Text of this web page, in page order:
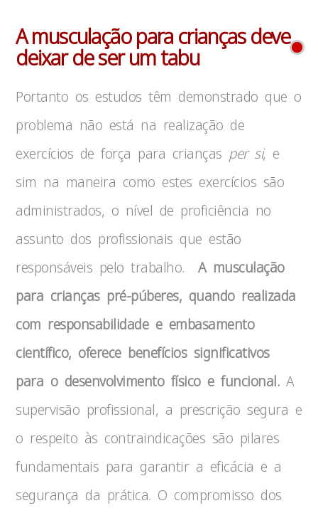
A musculação para crianças deve
deixar de ser um tabu
Portanto os estudos têm demonstrado que o
problema não está na realização de
exercícios de força para crianças per si, e
sim na maneira como estes exercícios são
administrados, o nível de proficiência no
assunto dos profissionais que estão
responsáveis pelo trabalho. A musculação
para crianças pré-púberes, quando realizada
com responsabilidade e embasamento
científico, oferece benefícios significativos
para o desenvolvimento físico e funcional. A
supervisão profissional, a prescrição segura e
o respeito às contraindicações são pilares
fundamentais para garantir a eficácia e a
segurança da prática. O compromisso dos